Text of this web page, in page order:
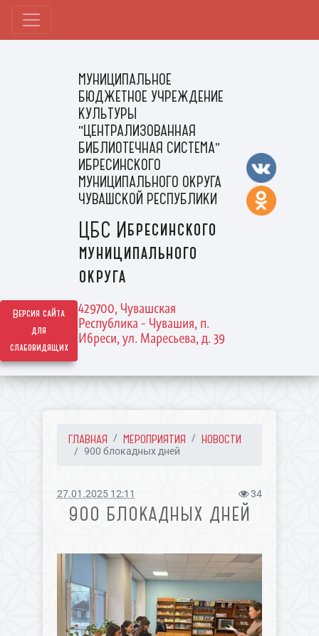
Версия сайта
для
слабовидящих
МУНИЦИПАЛЬНОЕ
БЮДЖЕТНОЕ УЧРЕЖДЕНИЕ
КУЛЬТУРЫ
"ЦЕНТРАЛИЗОВАННАЯ
БИБЛИОТЕЧНАЯ СИСТЕМА"
ИБРЕСИНСКОГО
МУНИЦИПАЛЬНОГО ОКРУГА
ЧУВАШСКОЙ РЕСПУБЛИКИ
ЦБС Ибресинского
муниципального
округа
429700, Чувашская
Республика - Чувашия, п.
Ибреси, ул. Маресьева, д. 39
ГЛАВНАЯ МЕРОПРИЯТИЯ НОВОСТИ
900 блокадных дней
27.01.2025 12:11 34
900 БЛОКАДНЫХ ДНЕЙ